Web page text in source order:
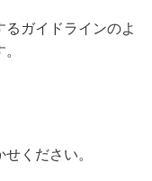
ガイドラインのよ
ください。